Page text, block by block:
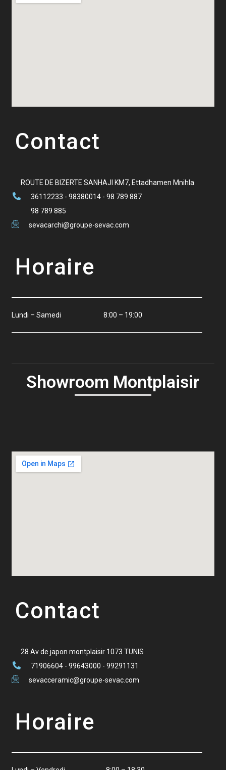
Contact
ROUTE DE BIZERTE SANHAJI KM7, Ettadhamen Mnihla
36112233 - 98380014 - 98 789 887
98 789 885
sevacarchi@groupe-sevac.com
Horaire
Lundi – Samedi 8:00 – 19:00
Showroom Montplaisir
Contact
28 Av de japon montplaisir 1073 TUNIS
71906604 - 99643000 - 99291131
sevacceramic@groupe-sevac.com
Horaire